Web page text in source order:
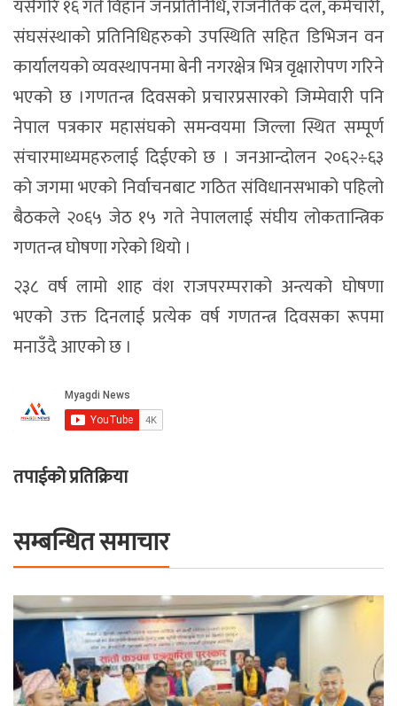
यसैगरि १६ गते विहान जनप्रतिनिधि, राजनैतिक दल, कर्मचारी,
संघसंस्थाको प्रतिनिधिहरुको उपस्थिति सहित डिभिजन वन
कार्यालयको व्यवस्थापनमा बेनी नगरक्षेत्र भित्र वृक्षारोपण गरिने
भएको छ ।गणतन्त्र दिवसको प्रचारप्रसारको जिम्मेवारी पनि
नेपाल पत्रकार महासंघको समन्वयमा जिल्ला स्थित सम्पूर्ण
संचारमाध्यमहरुलाई दिईएको छ । जनआन्दोलन २०६२÷६३
को जगमा भएको निर्वाचनबाट गठित संविधानसभाको पहिलो
बैठकले २०६५ जेठ १५ गते नेपाललाई संघीय लोकतान्त्रिक
गणतन्त्र घोषणा गरेको थियो ।
२३८ वर्ष लामो शाह वंश राजपरम्पराको अन्त्यको घोषणा
भएको उक्त दिनलाई प्रत्येक वर्ष गणतन्त्र दिवसका रूपमा
मनाउँदै आएको छ ।
तपाईको प्रतिक्रिया
सम्बन्धित समाचार